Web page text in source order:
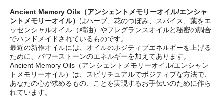
Ancient Memory Oils（アンシェントメモリーオイル/エンシャ
ントメモリーオイル） はハーブ、花のつぼみ、スパイス、葉をエ
ッセンシャルオイル（精油）やフレグランスオイルと秘密の調合
でハンドメイドされているものです。
最近の新作オイルには、オイルのポジティブエネルギーを上げる
ために、パワーストーンのエネルギーを加えてあります。
Ancient Memory Oils（アンシェントメモリーオイル/エンシャン
トメモリーオイル）は、スピリチュアルでポジティブな方法で、
あなたの心が求めるもの、ことを実現するお手伝いのために作ら
れています。